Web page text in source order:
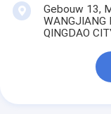
Gebouw 13,
WANGJIANG
QINGDAO